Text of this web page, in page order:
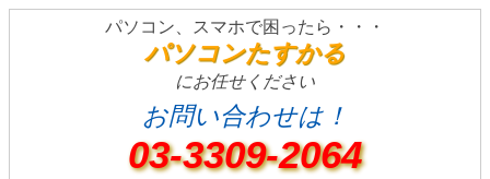
パソコン、スマホで困ったら・・・
パソコンたすかる
にお任せください
お問い合わせは！
03-3309-2064